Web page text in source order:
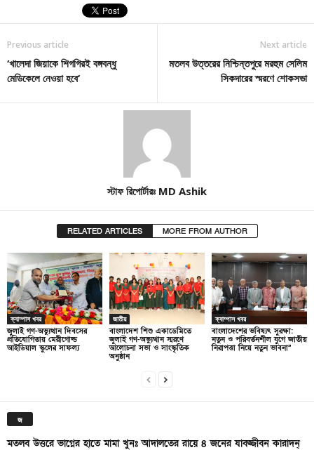
Previous article
‘খালেদা জিয়াকে শিগগিরই বঙ্গবন্ধু
মেডিকেলে নেওয়া হবে’
Next article
মতলব উত্তরের নিশ্চিন্তপুরে মরহুম সেলিম
সিকদারের স্মরণে শোকসভা
স্টাফ রিপোর্টারঃ MD Ashik
RELATED ARTICLES MORE FROM AUTHOR
ক্যাম্পাস খবর
জুলাই গণ-অভ্যুত্থান দিবসের
প্রতিযোগিতায় মেরীগোল্ড
আইডিয়াল স্কুলের সাফল্য
জাতীয়
বাংলাদেশ শিশু একাডেমিতে
জুলাই গণ-অভ্যুত্থান স্মরণে
আলোচনা সভা ও সাংস্কৃতিক
অনুষ্ঠান
ক্যাম্পাস খবর
বাংলাদেশের ভবিষ্যৎ সুরক্ষা:
নতুন ও পরিবর্তনশীল যুগে জাতীয়
নিরাপত্তা নিয়ে নতুন ভাবনা”
জ
মতলব উত্তরে ভাগ্নের হাতে মামা খুনঃ আদালতের রায়ে ৪ জনের যাবজ্জীবন কারাদন্